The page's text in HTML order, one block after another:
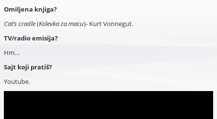
Omiljena knjiga?
Cat’s cradle(Kolevka za macu)- Kurt Vonnegut.
TV/radio emisija?
Hm…
Sajt koji pratiš?
Youtube.